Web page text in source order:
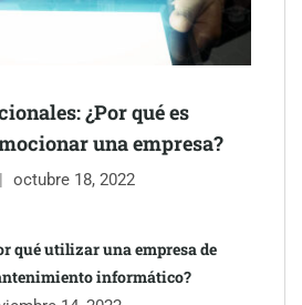
ahorro por cobro
horas el alta de autónomo
¿Por qué es
una empresa?
octubre 18, 2022
qué utilizar una empresa de
informático?